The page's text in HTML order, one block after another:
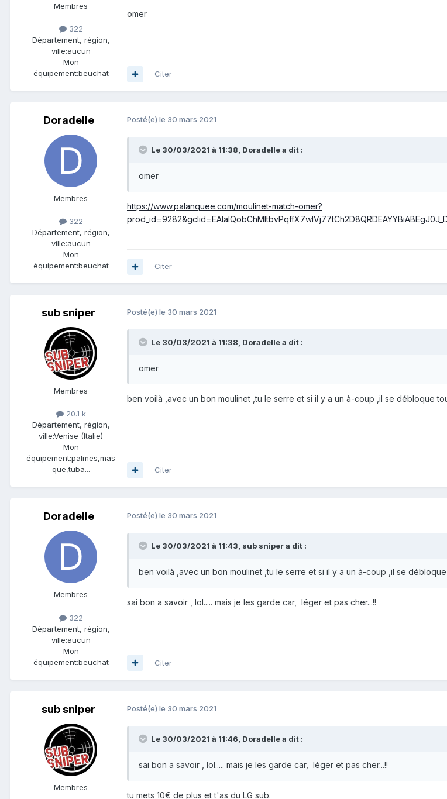
Membres
322
Département, région,
ville:aucun
Mon
équipement:beuchat
omer
Citer
Doradelle
Membres
322
Département, région,
ville:aucun
Mon
équipement:beuchat
Posté(e) le 30 mars 2021
Le 30/03/2021 à 11:38, Doradellea dit :
omer
https://www.palanquee.com/moulinet-match-omer?
Citer
sub sniper
Membres
20.1 k
Département, région,
ville:Venise (Italie)
Mon
équipement:palmes,mas
que,tuba...
Posté(e) le 30 mars 2021
Le 30/03/2021 à 11:38, Doradellea dit :
omer
ben voilà ,avec un bon moulinet ,tu le serre et si il y a un à-coup ,il se débloque
Citer
Doradelle
Membres
322
Département, région,
ville:aucun
Mon
équipement:beuchat
Posté(e) le 30 mars 2021
Le 30/03/2021 à 11:43, sub snipera dit :
ben voilà ,avec un bon moulinet ,tu le serre et si il y a un à-coup ,il se débloque
sai bon a savoir , lol..... mais je les garde car, léger et pas cher...!!
Citer
sub sniper
Membres
Posté(e) le 30 mars 2021
Le 30/03/2021 à 11:46, Doradellea dit :
sai bon a savoir , lol..... mais je les garde car, léger et pas cher...!!
tu mets 10€ de plus et t'as du LG sub.